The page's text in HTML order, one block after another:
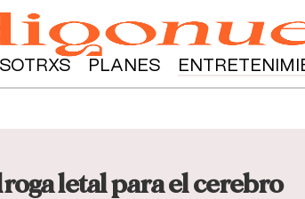
PLANES
letal para el cerebro